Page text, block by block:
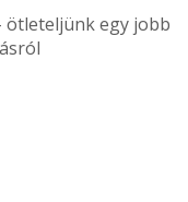
ötleteljünk egy jobb